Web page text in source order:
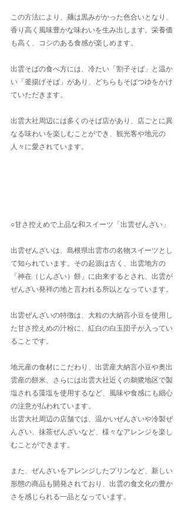
この方法により、麺は黒みがかった色合いとなり、
香り高く風味豊かな味わいを生み出します。栄養価
も高く、コシのある食感が楽しめます。
出雲そばの食べ方には、冷たい「割子そば」と温か
い「釜揚げそば」があり、どちらもそばつゆをかけ
ていただきます。
出雲大社周辺には多くのそば店があり、店ごとに異
なる味わいを楽しむことができ、観光客や地元の
人々に愛されています。
○甘さ控えめで上品な和スイーツ「出雲ぜんざい」
出雲ぜんざいは、島根県出雲市の名物スイーツとし
て知られています。その起源は古く、出雲地方の
「神在（じんざい）餅」に由来するとされ、出雲が
ぜんざい発祥の地と言われる所以となっています。
出雲ぜんざいの特徴は、大粒の大納言小豆を使用し
た甘さ控えめの汁粉に、紅白の白玉団子が入ってい
ることです。
地元産の食材にこだわり、出雲産大納言小豆や奥出
雲産の餅米、さらには出雲大社近くの鵜鷺地区で製
塩される藻塩を使用するなど、風味や食感にも細心
の注意が払われています。
出雲大社周辺の店舗では、温かいぜんざいや冷製ぜ
んざい、抹茶ぜんざいなど、様々なアレンジを楽し
むことができます。
また、ぜんざいをアレンジしたプリンなど、新しい
形態の商品も開発されており、出雲の食文化の豊か
さを感じられる一品となっています。